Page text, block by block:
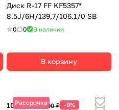
Диск R-17 FF KF5357*
8.5J/6H/139,7/106.1/0 SB
0 0 В наличии
В корзину
Рассрочка
10 910 ₽11 990 ₽ -9%